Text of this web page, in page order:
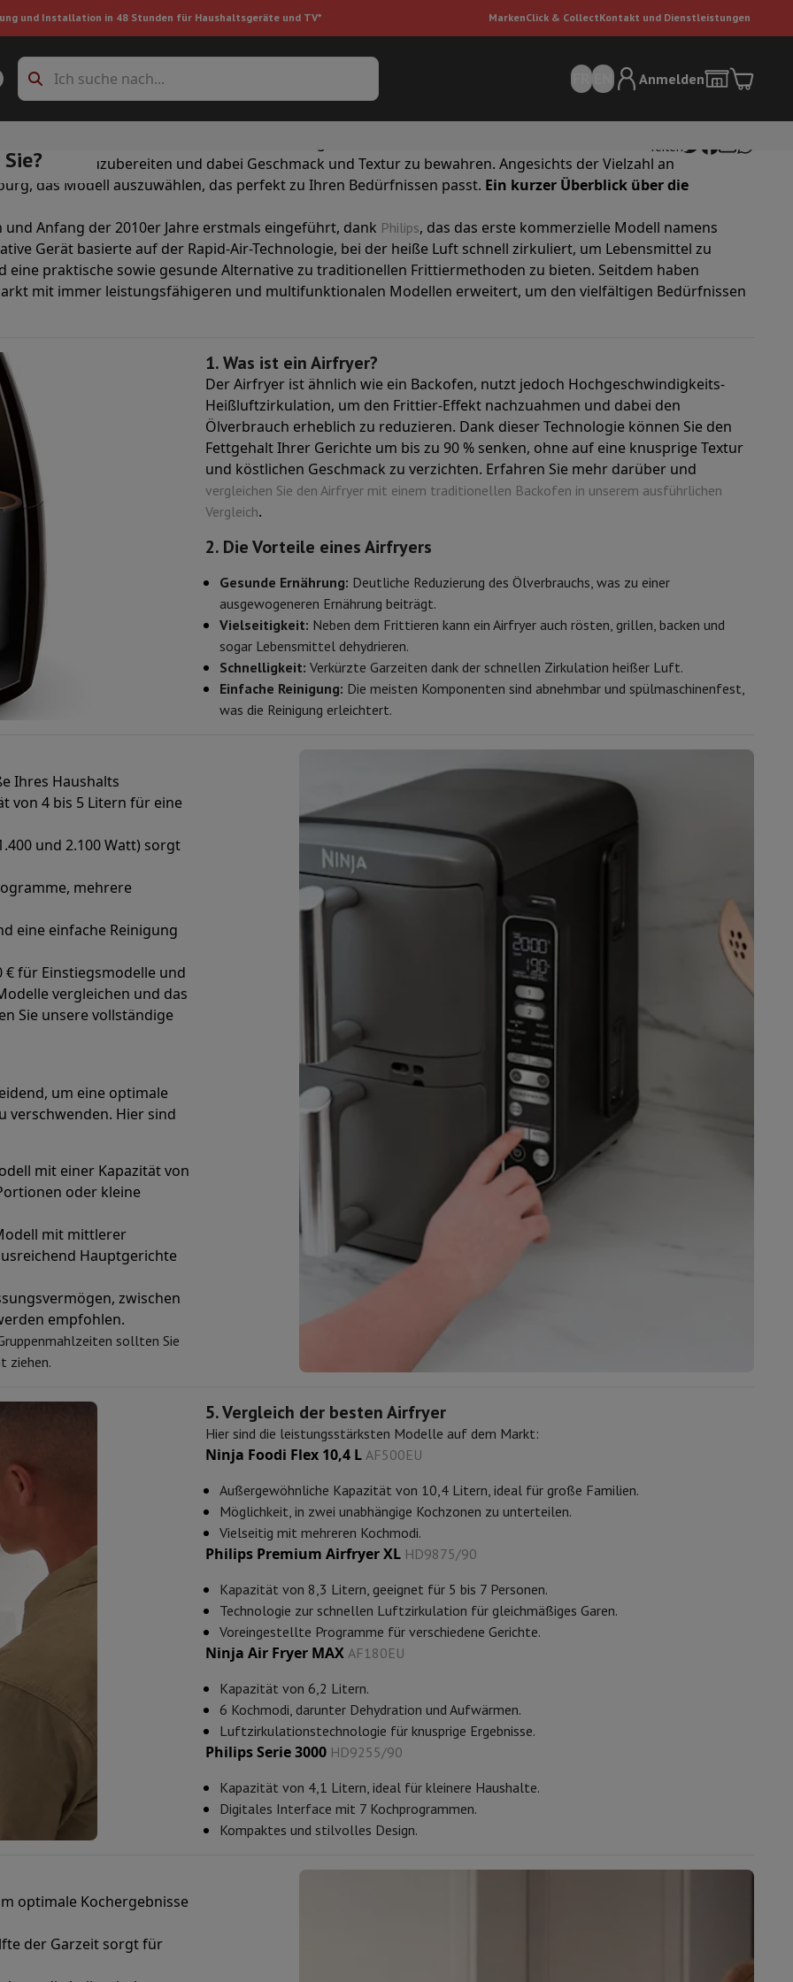
und Installation in 48 Stunden für Haushaltsgeräte und TV* MarkenClick & CollectKontakt und Dienstleistungen
Einbau-Kühlschrank
HandstaubsaugerStaubsaugerroboter Multifunktionaler StaubsaugerDyson StaubsaugerStaubsauger-ZubehörBodenreiniger
LuftentfeuchterZusatzheizungBehandlung von Luft
Geschirrspüler
Geschirrspüler 45 cm
Gefrierschrank Weinkühlschrank einbaubarEinbau-Kühlschrank
(90cm)
Haube Teleskopische Abzugshaube InselhaubeDunstabzugshaube AbsauggruppeAbzugshaube ArbeitsplatteZubehör für
Multifunktionale Küchenmaschine
Snacks
Kapsel- & PadmaschineNespressoDolce GustoSenseo
Filter
Elektrisches Messer
zum Kochen
Schneiden
Koch- und Gewürzmühlen
Bartschneider Nasen-Ohr-Clipper
Licht
Schultermassage
AirSamsung Smartphones
Samsung Galaxy Flip7 & Fold7
Generalüberholtes Samsung
GarminActivity Tracker
BildschirmschutzSamsung Bildschirmschutz
Ladegeräte
Freisprecheinrichtung
Apple MacBook Apple MacBook Pro Apple MacBook Air
Apple iMac
Series Gaming-MausGaming-StühleGaming-Mauspads
Tab
Mobile FotodruckerFotopapier & DruckerTintenpatronen & Toner
Webcam
Speicherkarte
Optisches Laufwerk
Kabel Projektionswand MauspadHubsAndere
Philips
QNED TV
Lautsprecher Bluetooth-Lautsprecher
Party-Lautsprecher
Kopfhörer On-Ear & Over-Ear Bluetooth KopfhörerKabelloser Kopfhörer Noise Cancelling-Kopfhörer
Ständer Lautsprecher
Halterungen Projektor
Anmelden
Teilen
Art zu kochen revolutioniert, indem sie eine gesündere Alternative zum
ohne Öl zuzubereiten und dabei Geschmack und Textur zu bewahren. Angesichts der Vielzahl an
das Modell auszuwählen, das perfekt zu Ihren Bedürfnissen passt. Ein kurzer Überblick über die
Anfang der 2010er Jahre erstmals eingeführt, dank Philips, das das erste kommerzielle Modell namens
Gerät basierte auf der Rapid-Air-Technologie, bei der heiße Luft schnell zirkuliert, um Lebensmittel zu
eine praktische sowie gesunde Alternative zu traditionellen Frittiermethoden zu bieten. Seitdem haben
mit immer leistungsfähigeren und multifunktionalen Modellen erweitert, um den vielfältigen Bedürfnissen
1. Was ist ein Airfryer?
Der Airfryer ist ähnlich wie ein Backofen, nutzt jedoch Hochgeschwindigkeits-
Heißluftzirkulation, um den Frittier-Effekt nachzuahmen und dabei den
Ölverbrauch erheblich zu reduzieren. Dank dieser Technologie können Sie den
Fettgehalt Ihrer Gerichte um bis zu 90 % senken, ohne auf eine knusprige Textur
und köstlichen Geschmack zu verzichten. Erfahren Sie mehr darüber und
vergleichen Sie den Airfryer mit einem traditionellen Backofen in unserem ausführlichen
Vergleich.
2. Die Vorteile eines Airfryers
Gesunde Ernährung: Deutliche Reduzierung des Ölverbrauchs, was zu einer
ausgewogeneren Ernährung beiträgt.
Vielseitigkeit: Neben dem Frittieren kann ein Airfryer auch rösten, grillen, backen und
sogar Lebensmittel dehydrieren.
Schnelligkeit: Verkürzte Garzeiten dank der schnellen Zirkulation heißer Luft.
Einfache Reinigung: Die meisten Komponenten sind abnehmbar und spülmaschinenfest,
was die Reinigung erleichtert.
Ihres Haushalts
von 4 bis 5 Litern für eine
und 2.100 Watt) sorgt
mehrere
eine einfache Reinigung
€ für Einstiegsmodelle und
vergleichen und das
Sie unsere vollständige
um eine optimale
verschwenden. Hier sind
mit einer Kapazität von
oder kleine
mit mittlerer
Hauptgerichte
zwischen
empfohlen.
sollten Sie
ziehen.
5. Vergleich der besten Airfryer
Hier sind die leistungsstärksten Modelle auf dem Markt:
Ninja Foodi Flex 10,4 L AF500EU
Außergewöhnliche Kapazität von 10,4 Litern, ideal für große Familien.
Möglichkeit, in zwei unabhängige Kochzonen zu unterteilen.
Vielseitig mit mehreren Kochmodi.
Philips Premium Airfryer XL HD9875/90
Kapazität von 8,3 Litern, geeignet für 5 bis 7 Personen.
Technologie zur schnellen Luftzirkulation für gleichmäßiges Garen.
Voreingestellte Programme für verschiedene Gerichte.
Ninja Air Fryer MAX AF180EU
Kapazität von 6,2 Litern.
6 Kochmodi, darunter Dehydration und Aufwärmen.
Luftzirkulationstechnologie für knusprige Ergebnisse.
Philips Serie 3000 HD9255/90
Kapazität von 4,1 Litern, ideal für kleinere Haushalte.
Digitales Interface mit 7 Kochprogrammen.
Kompaktes und stilvolles Design.
optimale Kochergebnisse
der Garzeit sorgt für